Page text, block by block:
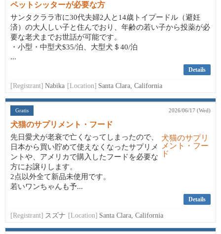
ペットシッターが必要な方
サンタクララ市に30代夫婦2人と14歳トイプードル（避妊
済）の大人しい子と住んでおり、年齢の若い子から投薬が必
要な老犬までお世話が可能です。
・小型・中型犬$35/泊、大型犬＄40/泊
...
Details
[Registrant] Nabika [Location] Santa Clara, California
Gratis 2026/06/17 (Wed)
犬猫のサプリメント・フード
先日愛犬が老衰で亡くなってしまったので、
日本から買い貯めて使えなくなったサプリメ
ントや、アメリカで購入したフードを必要な
方にお譲りします。
2点以外全て新品未使用です。
若いワンちゃんも予...
Details
[Registrant] スズナ [Location] Santa Clara, California